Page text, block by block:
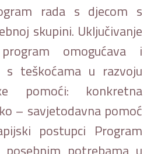
rada s djecom s
skupini. Uključivanje
omogućava i
s teškoćama u razvoju
pomoći: konkretna
– savjetodavna pomoć
postupci Program